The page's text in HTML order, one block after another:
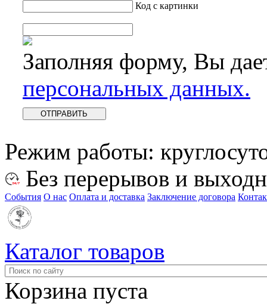
Код с картинки
Заполняя форму, Вы
персональных данных.
Режим работы:
Без перерывов и
События О нас Оплата и доставка Заключение договора
Каталог товаров
Корзина пуста